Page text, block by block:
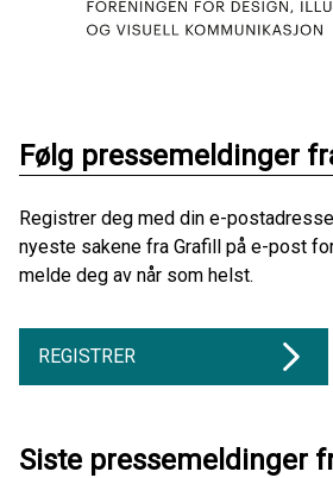
Følg pressemeldinger
Registrer deg med din e-
nyeste sakene fra Grafill på e-post
melde deg av når som helst.
REGISTRER
Siste pressemeldinger